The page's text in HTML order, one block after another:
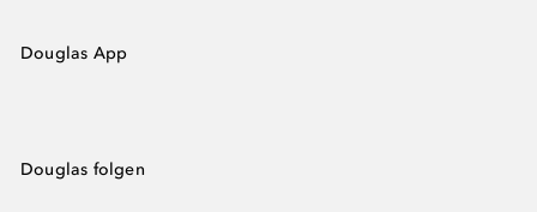
Douglas App
Douglas folgen